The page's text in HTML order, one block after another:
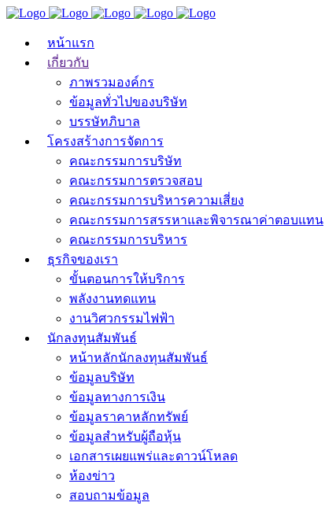
หน้าแรก
เกี่ยวกับ
ภาพรวมองค์กร
ข้อมูลทั่วไปของบริษัท
บรรษัทภิบาล
โครงสร้างการจัดการ
คณะกรรมการบริษัท
คณะกรรมการตรวจสอบ
คณะกรรมการบริหารความเสี่ยง
คณะกรรมการสรรหาและพิจารณาค่าตอบแทน
คณะกรรมการบริหาร
ธุรกิจของเรา
ขั้นตอนการให้บริการ
พลังงานทดแทน
งานวิศวกรรมไฟฟ้า
นักลงทุนสัมพันธ์
หน้าหลักนักลงทุนสัมพันธ์
ข้อมูลบริษัท
ข้อมูลทางการเงิน
ข้อมูลราคาหลักทรัพย์
ข้อมูลสำหรับผู้ถือหุ้น
เอกสารเผยแพร่และดาวน์โหลด
ห้องข่าว
สอบถามข้อมูล